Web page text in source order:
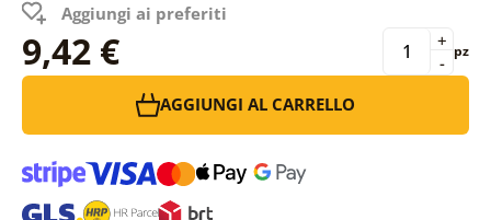
Aggiungi ai preferiti
9,42 € -
+ pz
AGGIUNGI AL CARRELLO